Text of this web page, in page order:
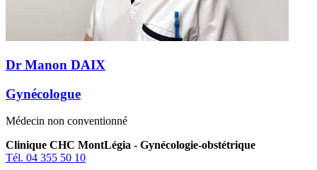
Dr Manon DAIX
Gynécologue
Médecin non conventionné
Clinique CHC MontLégia - Gynécologie-obstétrique
Tél. 04 355 50 10